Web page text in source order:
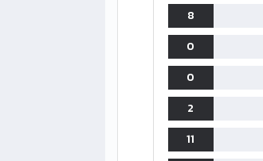
8
0
0
2
11